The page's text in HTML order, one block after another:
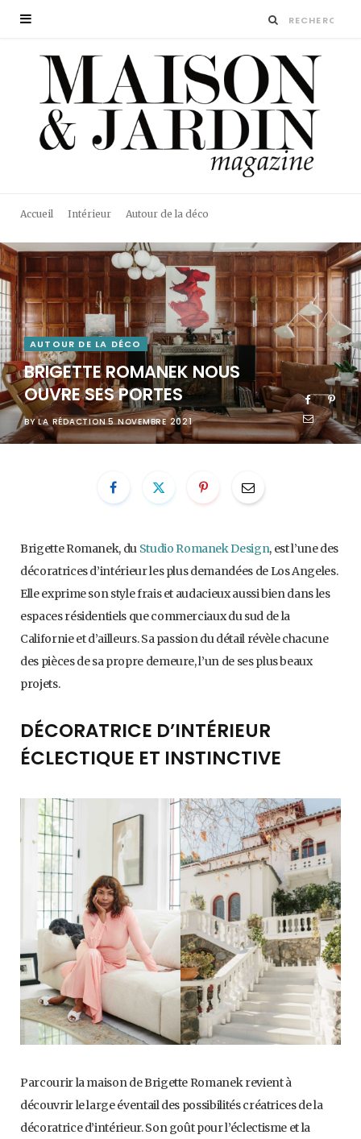
Accueil Intérieur Autour de la déco
AUTOUR DE LA DÉCO
BRIGETTE ROMANEK NOUS
OUVRE SES PORTES
BY LA RÉDACTION 5 NOVEMBRE 2021
Brigette Romanek, du Studio Romanek Design, est l’une des
décoratrices d’intérieur les plus demandées de Los Angeles.
Elle exprime son style frais et audacieux aussi bien dans les
espaces résidentiels que commerciaux du sud de la
Californie et d’ailleurs. Sa passion du détail révèle chacune
des pièces de sa propre demeure, l’un de ses plus beaux
projets.
DÉCORATRICE D’INTÉRIEUR
ÉCLECTIQUE ET INSTINCTIVE
Parcourir la maison de Brigette Romanek revient à
découvrir le large éventail des possibilités créatrices de la
décoratrice d’intérieur. Son goût pour l’éclectisme et la